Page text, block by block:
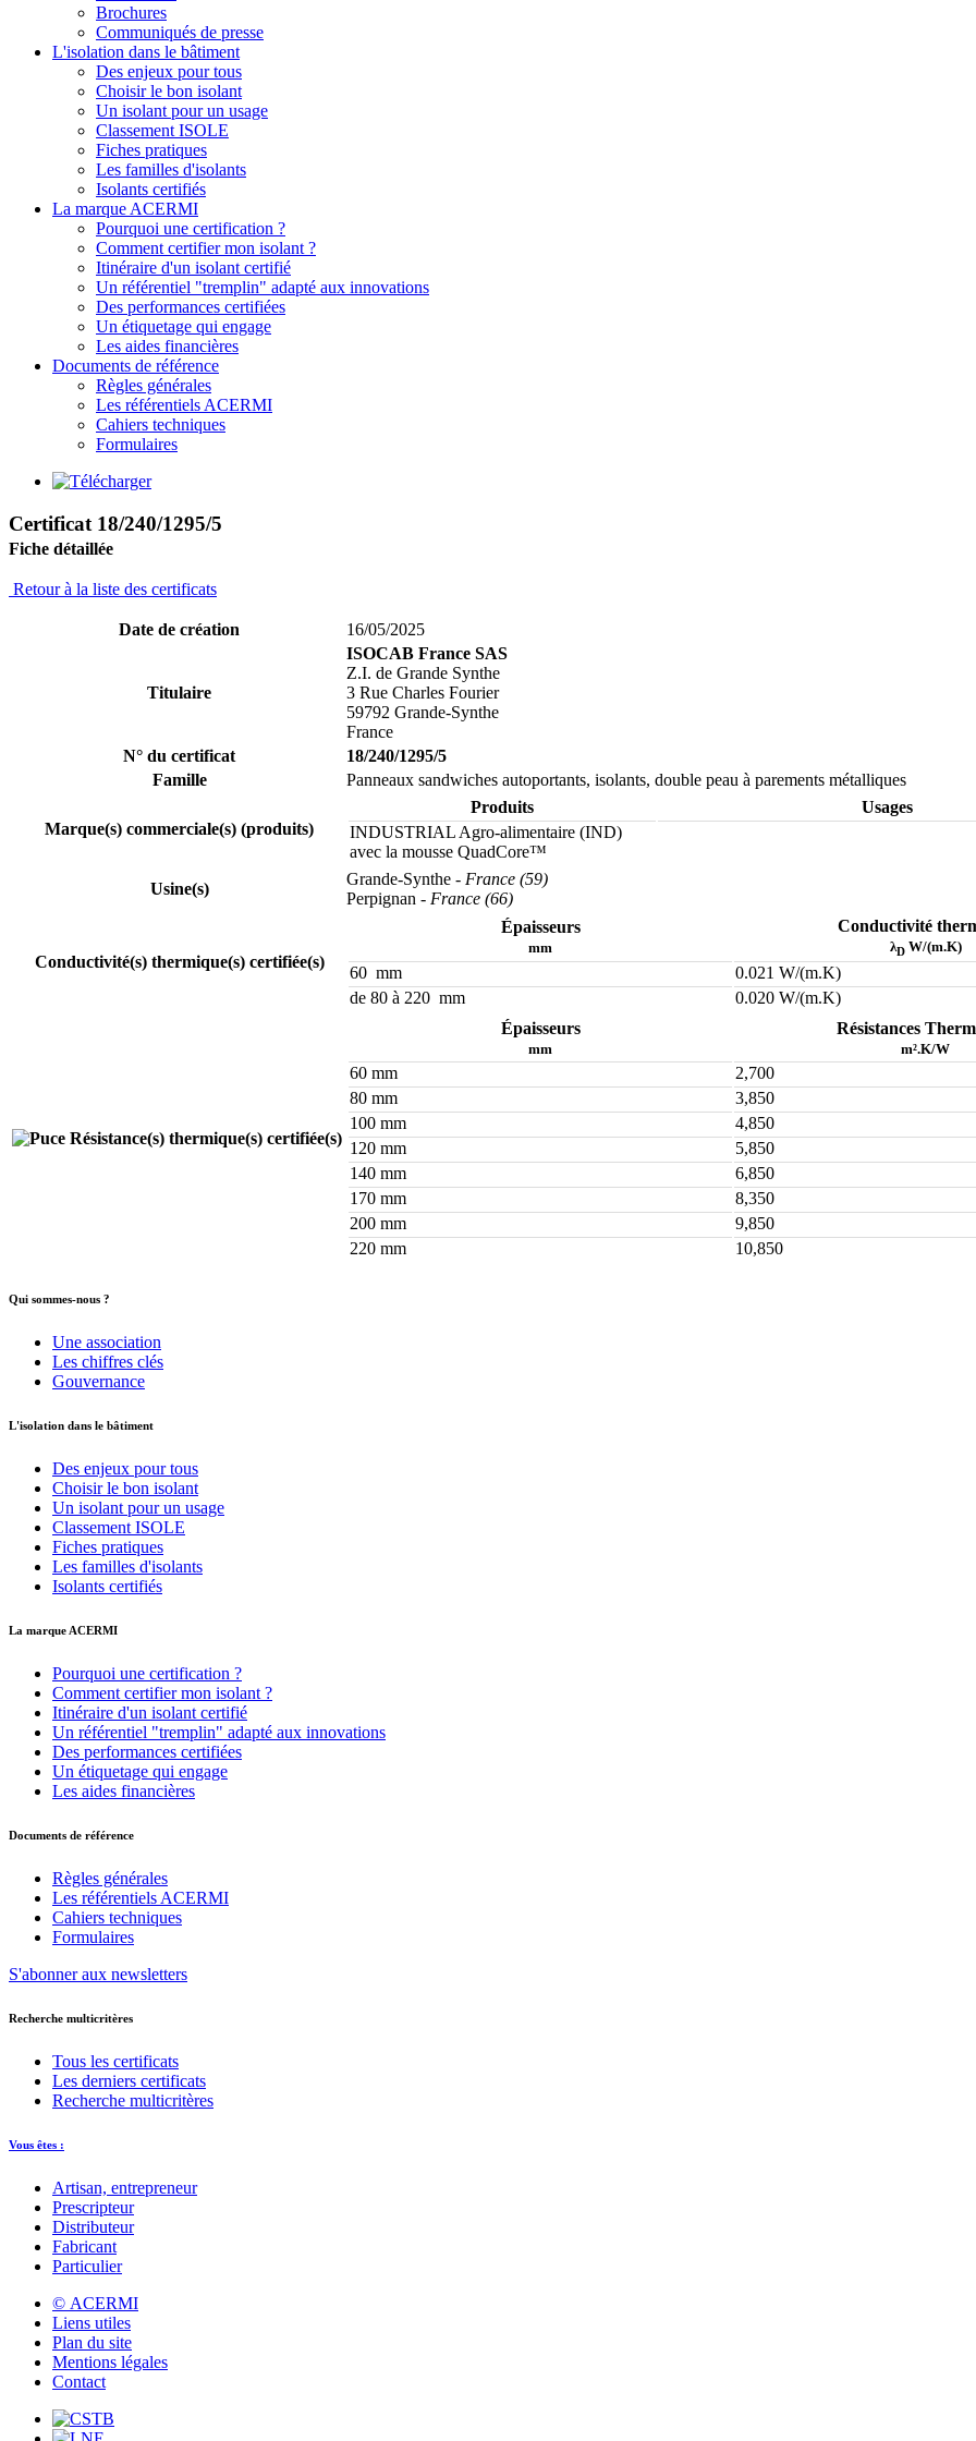
Brochures
Communiqués de presse
L'isolation dans le bâtiment
Des enjeux pour tous
Choisir le bon isolant
Un isolant pour un usage
Classement ISOLE
Fiches pratiques
Les familles d'isolants
Isolants certifiés
La marque ACERMI
Pourquoi une certification ?
Comment certifier mon isolant ?
Itinéraire d'un isolant certifié
Un référentiel "tremplin" adapté aux innovations
Des performances certifiées
Un étiquetage qui engage
Les aides financières
Documents de référence
Règles générales
Les référentiels ACERMI
Cahiers techniques
Formulaires
Certificat 18/240/1295/5
Fiche détaillée
Retour à la liste des certificats
Date de création 16/05/2025
Titulaire
ISOCAB France SAS
Z.I. de Grande Synthe
3 Rue Charles Fourier
59792 Grande-Synthe
France
N° du certificat
18/240/1295/5
Famille
Panneaux sandwiches autoportants, isolants, double peau à parements métalliques
Marque(s) commerciale(s) (produits)
Produits
Usages
INDUSTRIAL Agro-alimentaire (IND)
avec la mousse QuadCore™
Usine(s)
Grande-Synthe - France (59)
Perpignan - France (66)
Conductivité(s) thermique(s) certifiée(s)
Épaisseurs
mm
Conductivité
λDW/(m.K)
60 mm
0.021 W/(m.K)
de 80 à 220 mm
0.020 W/(m.K)
Résistance(s) thermique(s) certifiée(s)
Épaisseurs
mm
Résistances
m².K/W
60 mm
2,700
80 mm
3,850
100 mm
4,850
120 mm
5,850
140 mm
6,850
170 mm
8,350
200 mm
9,850
220 mm
10,850
Qui sommes-nous ?
Une association
Les chiffres clés
Gouvernance
L'isolation dans le bâtiment
Des enjeux pour tous
Choisir le bon isolant
Un isolant pour un usage
Classement ISOLE
Fiches pratiques
Les familles d'isolants
Isolants certifiés
La marque ACERMI
Pourquoi une certification ?
Comment certifier mon isolant ?
Itinéraire d'un isolant certifié
Un référentiel "tremplin" adapté aux innovations
Des performances certifiées
Un étiquetage qui engage
Les aides financières
Documents de référence
Règles générales
Les référentiels ACERMI
Cahiers techniques
Formulaires
S'abonner aux newsletters
Recherche multicritères
Tous les certificats
Les derniers certificats
Recherche multicritères
Vous êtes :
Artisan, entrepreneur
Prescripteur
Distributeur
Fabricant
Particulier
© ACERMI
Liens utiles
Plan du site
Mentions légales
Contact